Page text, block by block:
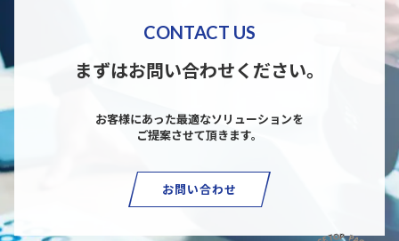
CONTACT US
まずはお問い合わせください。
お客様にあった最適なソリューションを
ご提案させて頂きます。
お問い合わせ